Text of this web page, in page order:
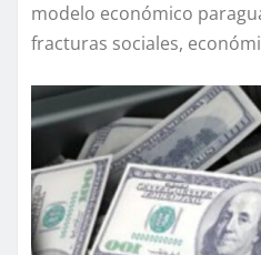
modelo económico
fracturas sociales,